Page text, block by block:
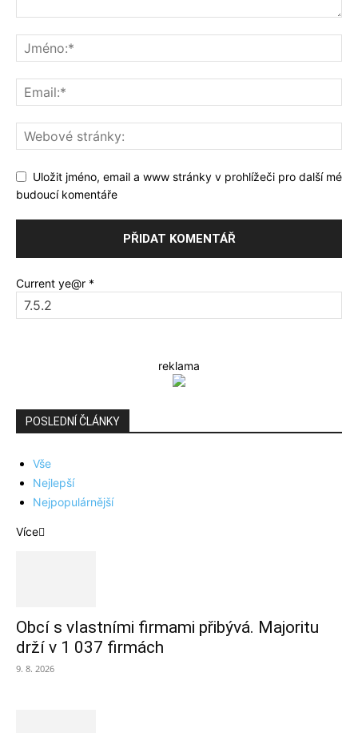
Uložit jméno, email a www stránky v prohlížeči pro další mé
budoucí komentáře
Current ye@r *
reklama
POSLEDNÍ ČLÁNKY
Vše
Nejlepší
Nejpopulárnější
Více
Obcí s vlastními firmami přibývá. Majoritu
drží v 1 037 firmách
9. 8. 2026